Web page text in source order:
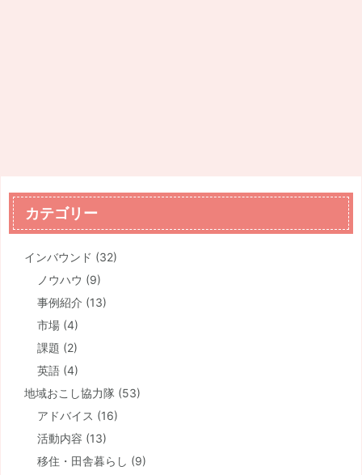
カテゴリー
インバウンド (32)
ノウハウ (9)
事例紹介 (13)
市場 (4)
課題 (2)
英語 (4)
地域おこし協力隊 (53)
アドバイス (16)
活動内容 (13)
移住・田舎暮らし (9)